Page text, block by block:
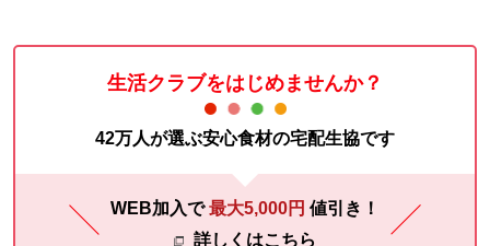
生活クラブをはじめませんか？
42万人が選ぶ安心食材の宅配生協です
WEB加入で最大5,000円 値引き！
詳しくはこちら